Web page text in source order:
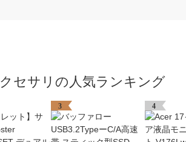
セサリの人気ランキング
3 4